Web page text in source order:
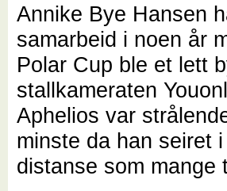
Annike Bye Hansen
samarbeid i noen år
Polar Cup ble et lett
stallkameraten
Aphelios var
minste da han seiret
distanse som mange